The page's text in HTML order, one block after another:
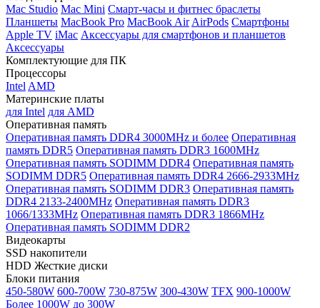
Mac Studio Mac Mini Смарт-часы и фитнес браслеты
Планшеты MacBook Pro MacBook Air AirPods Смартфоны
Apple TV iMac Аксессуары для смартфонов и планшетов
Аксессуары
Комплектующие для ПК
Процессоры
Intel AMD
Материнские платы
для Intel для AMD
Оперативная память
Оперативная память DDR4 3000MHz и более Оперативная
память DDR5 Оперативная память DDR3 1600MHz
Оперативная память SODIMM DDR4 Оперативная память
SODIMM DDR5 Оперативная память DDR4 2666-2933MHz
Оперативная память SODIMM DDR3 Оперативная память
DDR4 2133-2400MHz Оперативная память DDR3
1066/1333MHz Оперативная память DDR3 1866MHz
Оперативная память SODIMM DDR2
Видеокарты
SSD накопители
HDD Жесткие диски
Блоки питания
450-580W 600-700W 730-875W 300-430W TFX 900-1000W
Более 1000W до 300W